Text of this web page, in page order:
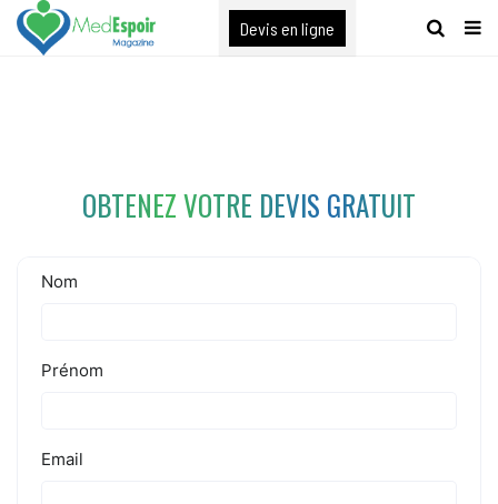
[maxbutton name="devis express"]
Devis en ligne
OBTENEZ VOTRE DEVIS GRATUIT